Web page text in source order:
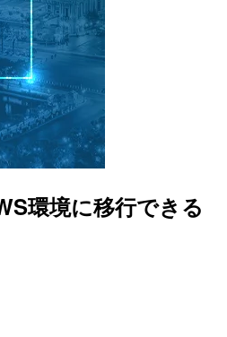
環境に移行できる